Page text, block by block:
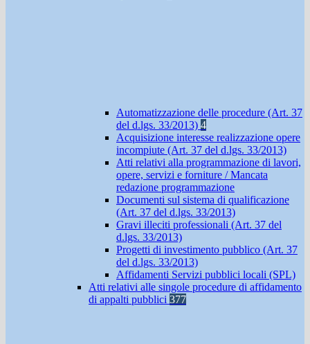
Automatizzazione delle procedure (Art. 37
del d.lgs. 33/2013) 4
Acquisizione interesse realizzazione opere
incompiute (Art. 37 del d.lgs. 33/2013)
Atti relativi alla programmazione di lavori,
opere, servizi e forniture / Mancata
redazione programmazione
Documenti sul sistema di qualificazione
(Art. 37 del d.lgs. 33/2013)
Gravi illeciti professionali (Art. 37 del
d.lgs. 33/2013)
Progetti di investimento pubblico (Art. 37
del d.lgs. 33/2013)
Affidamenti Servizi pubblici locali (SPL)
Atti relativi alle singole procedure di affidamento
di appalti pubblici 377